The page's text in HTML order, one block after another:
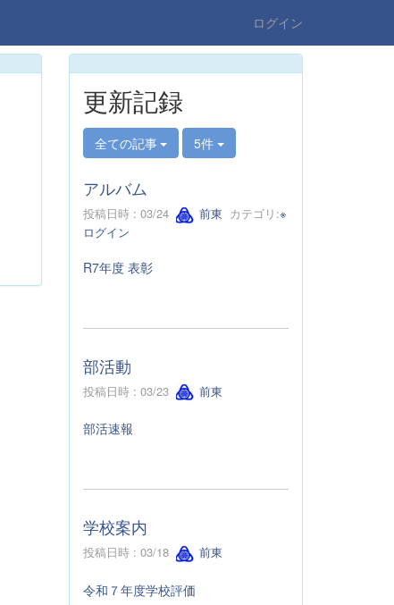
ログイン
更新記録
全ての記事 5件
アルバム
投稿日時 : 03/24 前東 カテゴリ:※
ログイン
R7年度 表彰
部活動
投稿日時 : 03/23 前東
部活速報
学校案内
投稿日時 : 03/18 前東
令和７年度学校評価